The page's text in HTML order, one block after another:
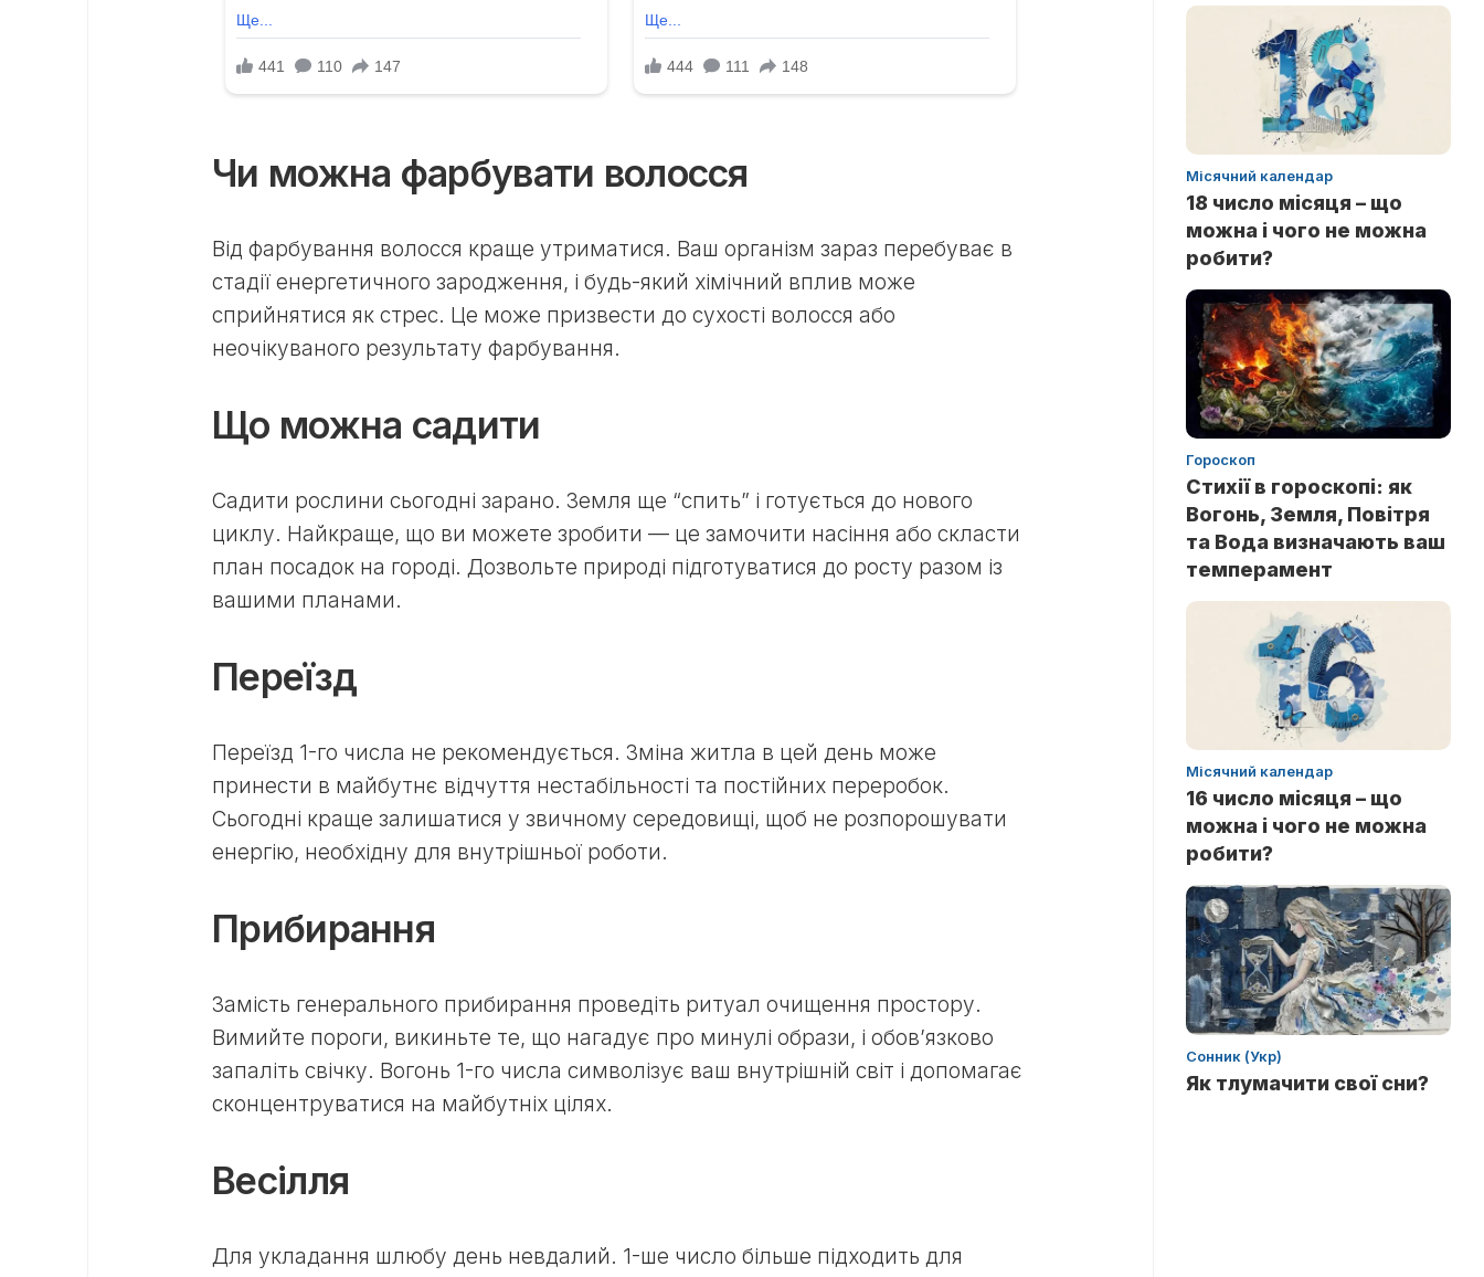
Чи можна фарбувати волосся
Від фарбування волосся краще утриматися. Ваш організм зараз перебуває в
стадії енергетичного зародження, і будь-який хімічний вплив може
сприйнятися як стрес. Це може призвести до сухості волосся або
неочікуваного результату фарбування.
Що можна садити
Садити рослини сьогодні зарано. Земля ще “спить” і готується до нового
циклу. Найкраще, що ви можете зробити — це замочити насіння або скласти
план посадок на городі. Дозвольте природі підготуватися до росту разом із
вашими планами.
Переїзд
Переїзд 1-го числа не рекомендується. Зміна житла в цей день може
принести в майбутнє відчуття нестабільності та постійних переробок.
Сьогодні краще залишатися у звичному середовищі, щоб не розпорошувати
енергію, необхідну для внутрішньої роботи.
Прибирання
Замість генерального прибирання проведіть ритуал очищення простору.
Вимийте пороги, викиньте те, що нагадує про минулі образи, і обов’язково
запаліть свічку. Вогонь 1-го числа символізує ваш внутрішній світ і допомагає
сконцентруватися на майбутніх цілях.
Весілля
Для укладання шлюбу день невдалий. 1-ше число більше підходить для
Місячний календар
18 число місяця – що
можна і чого не можна
робити?
Гороскоп
Стихії в гороскопі: як
Вогонь, Земля, Повітря
та Вода визначають ваш
темперамент
Місячний календар
16 число місяця – що
можна і чого не можна
робити?
Сонник (Укр)
Як тлумачити свої сни?